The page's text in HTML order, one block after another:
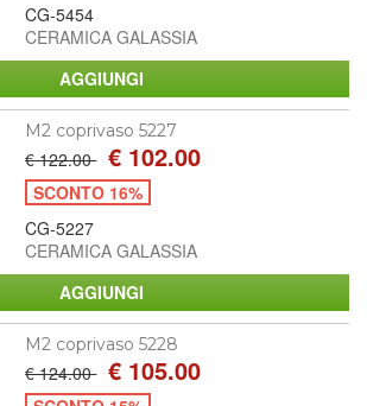
CG-5454
CERAMICA GALASSIA
M2 coprivaso 5227
€ 122.00 € 102.00
SCONTO 16%
CG-5227
CERAMICA GALASSIA
M2 coprivaso 5228
€ 124.00 € 105.00